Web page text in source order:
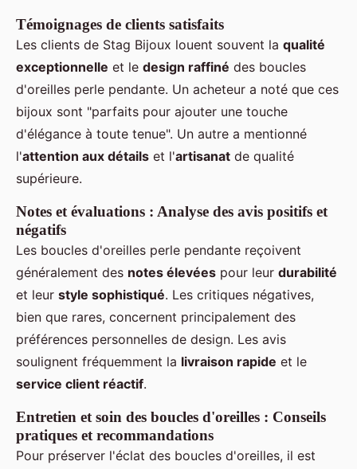
Témoignages de clients satisfaits
Les clients de Stag Bijoux louent souvent la qualité
exceptionnelle et le design raffiné des boucles
d'oreilles perle pendante. Un acheteur a noté que ces
bijoux sont "parfaits pour ajouter une touche
d'élégance à toute tenue". Un autre a mentionné
l'attention aux détails et l'artisanat de qualité
supérieure.
Notes et évaluations : Analyse des avis positifs et
négatifs
Les boucles d'oreilles perle pendante reçoivent
généralement des notes élevées pour leur durabilité
et leur style sophistiqué. Les critiques négatives,
bien que rares, concernent principalement des
préférences personnelles de design. Les avis
soulignent fréquemment la livraison rapide et le
service client réactif.
Entretien et soin des boucles d'oreilles : Conseils
pratiques et recommandations
Pour préserver l'éclat des boucles d'oreilles, il est